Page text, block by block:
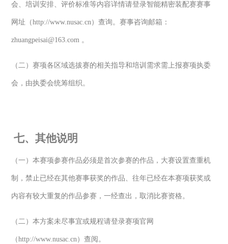
会、培训安排、评价标准等内容详情请登录智能精密装配赛赛事
网址（http://www.nusac.cn）查询。赛事咨询邮箱：
zhuangpeisai@163.com 。
（二）赛项各区域选拔赛的相关指导和培训需求需上报赛项执委
会，由执委会统筹组织。
七、其他说明
（一）本赛项参赛作品必须是首次参赛的作品，大赛设置查重机
制，禁止已经在其他赛事获奖的作品、往年已经在本赛项获奖或
内容有较大重复的作品参赛，一经查出，取消比赛资格。
（二）本方案未尽事宜或规程请登录赛项官网
（http://www.nusac.cn）查阅。